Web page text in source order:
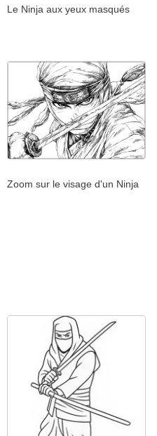
Le Ninja aux yeux masqués
Zoom sur le visage d'un Ninja